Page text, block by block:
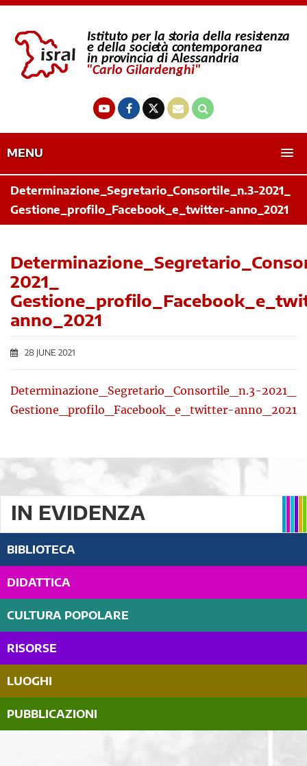
MENU
Determinazione_Segretario_Consortile_n.3-2021_
Gestione_profilo_Facebook_e_twitter-anno_2021
2021_
anno_2021
28 JUNE 2021
Determinazione_Segretario_Consortile_n.3-2021_
Gestione_profilo_Facebook_e_twitter-anno_2021
IN EVIDENZA
BIBLIOTECA
DIDATTICA
CULTURA POPOLARE
RISORSE
LUOGHI
PUBBLICAZIONI